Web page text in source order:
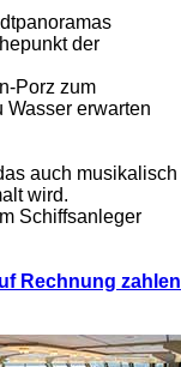
der
Porz zum
erwarten
auch musikalisch
wird.
Schiffsanleger
Rechnung zahlen